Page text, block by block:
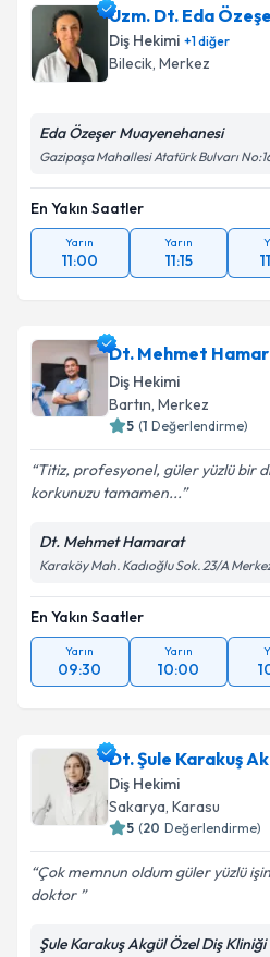
takvim hazırlandığında e-
E-posta Adresiniz
Kişisel verilerimin
Metni'ni okudum ve
kapsamda işlenmesini
Takvim
Uzm. Dt. Eda
Diş Hekimi +1diğer
Bilecik, Merkez
Eda Özeşer Muayenehanesi
Gazipaşa Mahallesi Atatürk Bulvarı
En Yakın Saatler
Yarın
11:00
Yarın
11:15
Dt. Mehmet
Diş Hekimi
Bartın, Merkez
5 (1 Değerlendirme)
Titiz, profesyonel, güler yüzlü bir
korkunuzu tamamen...
Dt. Mehmet Hamarat
Karaköy Mah. Kadıoğlu Sok. 23/A
En Yakın Saatler
Yarın
09:30
Yarın
10:00
Dt. Şule Karakuş
Diş Hekimi
Sakarya, Karasu
5 (20 Değerlendirme)
Çok memnun oldum güler yüzlü
doktor
Şule Karakuş Akgül Özel Diş Kliniği